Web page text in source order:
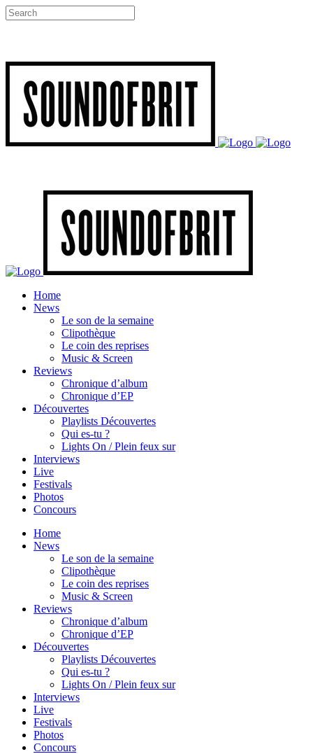
Home
News
Le son de la semaine
Clipothèque
Le coin des reprises
Music & Screen
Reviews
Chronique d’album
Chronique d’EP
Découvertes
Playlists Découvertes
Qui es-tu ?
Lights On / Plein feux sur
Interviews
Live
Festivals
Photos
Concours
Home
News
Le son de la semaine
Clipothèque
Le coin des reprises
Music & Screen
Reviews
Chronique d’album
Chronique d’EP
Découvertes
Playlists Découvertes
Qui es-tu ?
Lights On / Plein feux sur
Interviews
Live
Festivals
Photos
Concours